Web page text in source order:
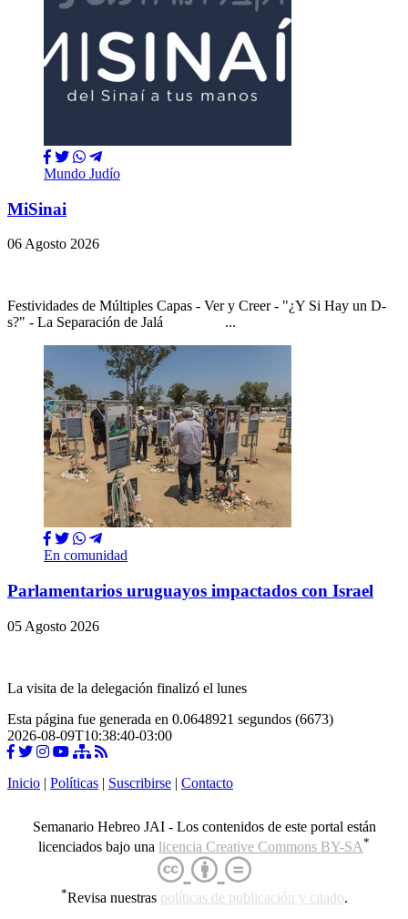
Mundo Judío
MiSinai
06 Agosto 2026
Festividades de Múltiples Capas - Ver y Creer - "¿Y Si Hay un D-
s?" - La Separación de Jalá ...
En comunidad
Parlamentarios uruguayos impactados con Israel
05 Agosto 2026
La visita de la delegación finalizó el lunes
Esta página fue generada en 0.0648921 segundos (6673)
2026-08-09T10:38:40-03:00
Inicio | Políticas | Suscribirse | Contacto
Semanario Hebreo JAI - Los contenidos de este portal están
licenciados bajo una licencia Creative Commons BY-SA*
*Revisa nuestras políticas de publicación y citado.